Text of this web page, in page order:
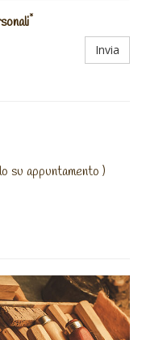
*
Invia
su appuntamento )